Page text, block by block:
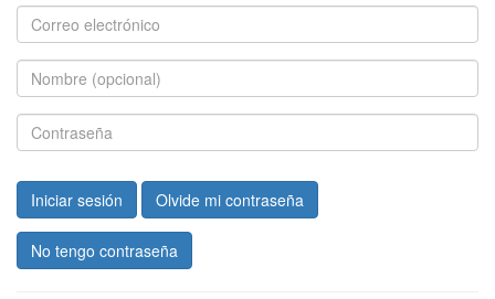
Iniciar sesión Olvide mi contraseña
No tengo contraseña